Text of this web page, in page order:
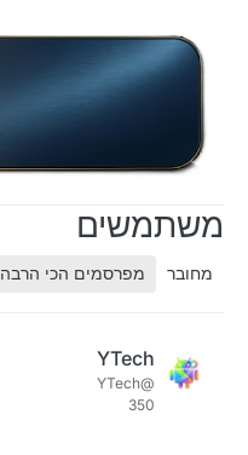
משתמשים
מחובר מפרסמים הכי הרבה
YTech
@YTech
350